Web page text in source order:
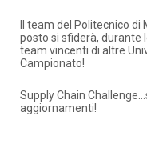
Il team del Politecnico
posto si sfiderà, durante
team vincenti di altre
Campionato!
Supply Chain
aggiornamenti!